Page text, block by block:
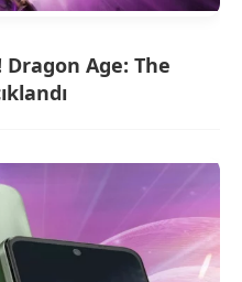
Dragon Age: The